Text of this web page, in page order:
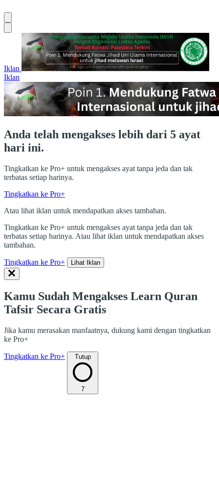
Iklan
Iklan
Anda telah mengakses lebih dari 5 ayat
hari ini.
Tingkatkan ke Pro+ untuk mengakses ayat tanpa jeda dan tak
terbatas setiap harinya.
Tingkatkan ke Pro+
Atau lihat iklan untuk mendapatkan akses tambahan.
Tingkatkan ke Pro+ untuk mengakses ayat tanpa jeda dan tak
terbatas setiap harinya. Atau lihat iklan untuk mendapatkan akses
tambahan.
Tingkatkan ke Pro+ Lihat Iklan
Kamu Sudah Mengakses Learn Quran
Tafsir Secara Gratis
Jika kamu merasakan manfaatnya, dukung kami dengan tingkatkan
ke Pro+
Tingkatkan ke Pro+ Tutup
7